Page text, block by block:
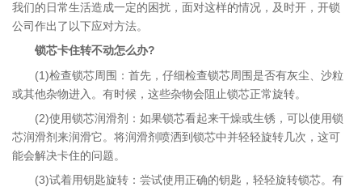
服务项目
我们的日常生活造成一定的困扰，面对这样的情况，及时开，开锁
公司作出了以下应对方法。
锁芯卡住转不动怎么办?
(1)检查锁芯周围：首先，仔细检查锁芯周围是否有灰尘、沙粒
或其他杂物进入。有时候，这些杂物会阻止锁芯正常旋转。
(2)使用锁芯润滑剂：如果锁芯看起来干燥或生锈，可以使用锁
芯润滑剂来润滑它。将润滑剂喷洒到锁芯中并轻轻旋转几次，这可
能会解决卡住的问题。
(3)试着用钥匙旋转：尝试使用正确的钥匙，轻轻旋转锁芯。有